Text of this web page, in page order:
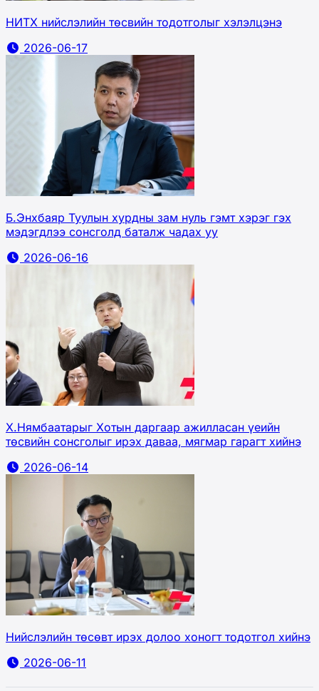
НИТХ нийслэлийн төсвийн тодотголыг хэлэлцэнэ
2026-06-17
Б.Энхбаяр Туулын хурдны зам нуль гэмт хэрэг гэх
мэдэгдлээ сонсголд баталж чадах уу
2026-06-16
Х.Нямбаатарыг Хотын даргаар ажилласан үеийн
төсвийн сонсголыг ирэх даваа, мягмар гарагт хийнэ
2026-06-14
Нийслэлийн төсөвт ирэх долоо хоногт тодотгол хийнэ
2026-06-11